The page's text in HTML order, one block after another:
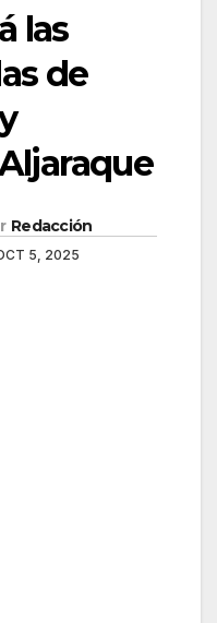
las
de
Redacción
5, 2025